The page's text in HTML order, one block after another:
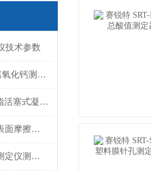
技术参数
SRT-FY1126 全自动游离氧化钙测定仪的应用领域有哪些
SRT-F1140 塑料酚醛树脂活塞式凝胶时间测定仪（2、4工位）介绍 技术说明
SRT-NM1134 轮椅测试表面摩擦系数测定仪的简单介绍 符合技术标准
SRT-F1000 纤维吸油率测定仪测试仪介绍 按需定制